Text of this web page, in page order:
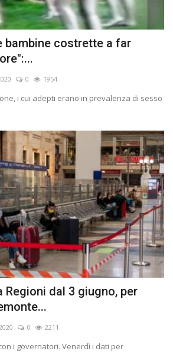
bambine costrette a far
0 1954
i cui adepti erano in prevalenza di sesso
Regioni dal 3 giugno, per
0 2211
i governatori. Venerdì i dati per